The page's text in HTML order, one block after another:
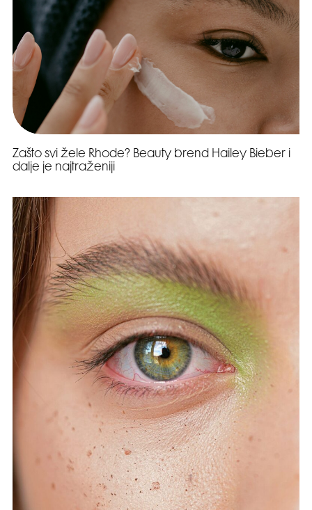
Zašto svi žele Rhode? Beauty brend Hailey Bieber i
dalje je najtraženiji